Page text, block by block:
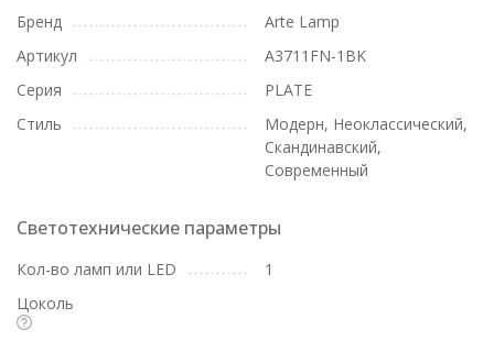
Бренд
Arte Lamp
Артикул
A3711FN-1BK
Серия
PLATE
Стиль
Модерн, Неоклассический,
Скандинавский,
Современный
Светотехнические параметры
Кол-во ламп или LED
1
Цоколь